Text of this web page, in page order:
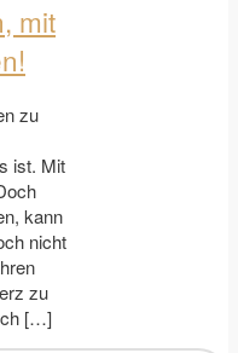
mit
zu
ist. Mit
kann
nicht
zu
[…]